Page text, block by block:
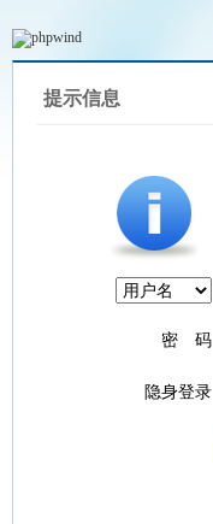
提示信息
密 码
隐身登录